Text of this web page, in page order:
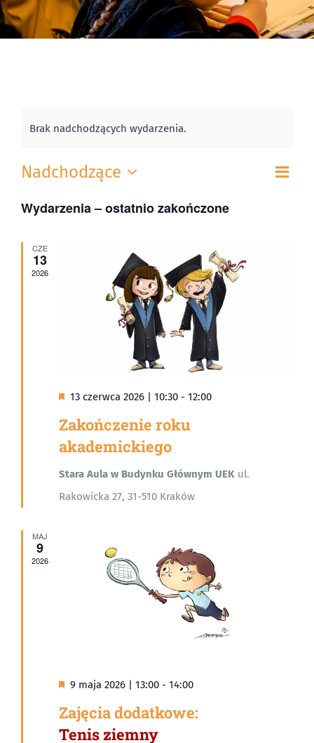
Brak nadchodzących wydarzenia.
Lista
Nadchodzące
datę.
Wydarzenia – ostatnio zakończone
CZE
13
2026
Wyróżnione
13 czerwca 2026 | 10:30 - 12:00
Zakończenie roku
akademickiego
Stara Aula w Budynku Głównym UEK ul.
Rakowicka 27, 31-510 Kraków
MAJ
9
2026
Wyróżnione
9 maja 2026 | 13:00 - 14:00
Zajęcia dodatkowe:
Tenis ziemny